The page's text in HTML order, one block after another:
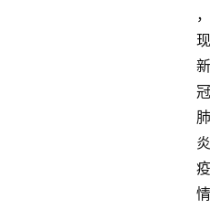
，
现
新
冠
肺
炎
疫
情